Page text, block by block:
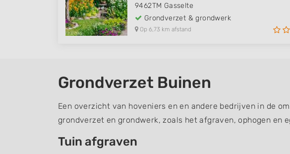
9462TM Gasselte
Grondverzet & grondwerk
Op 6,73 km afstand
Grondverzet Buinen
Een overzicht van hoveniers en en andere bedrijven in de
grondverzet en grondwerk, zoals het afgraven, ophogen en
Tuin afgraven